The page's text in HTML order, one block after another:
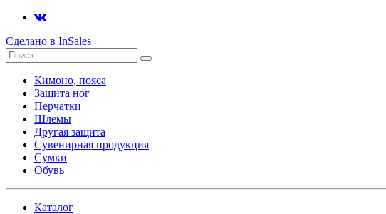
Сделано в InSales
Кимоно, пояса
Защита ног
Перчатки
Шлемы
Другая защита
Сувенирная продукция
Сумки
Обувь
Каталог